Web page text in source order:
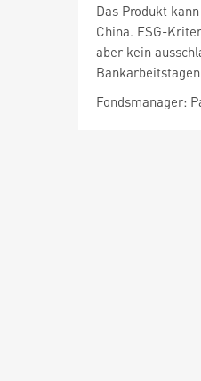
Das Produkt
China. ESG-
aber kein
Fondsmanager: